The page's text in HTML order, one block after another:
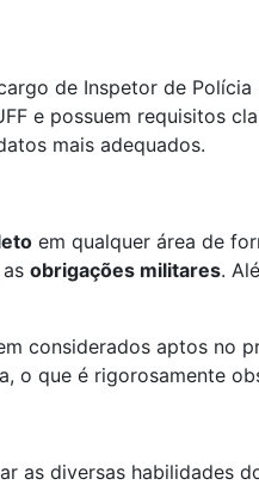
de Inspetor de
e possuem requisitos
mais adequados.
em qualquer área de
obrigações militares.
considerados aptos no
que é rigorosamente
as diversas habilidades